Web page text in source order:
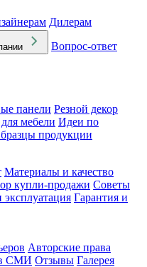
Дилерам
Вопрос-ответ
панели Резной декор
мебели Идеи по
продукции
Материалы и качество
купли-продажи Советы
Гарантия и
Авторские права
СМИ Отзывы Галерея